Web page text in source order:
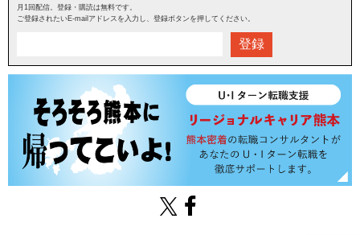
月1回配信。登録・購読は無料です。
ご登録されたいE-mailアドレスを入力し、登録ボタンを押してください。
登録